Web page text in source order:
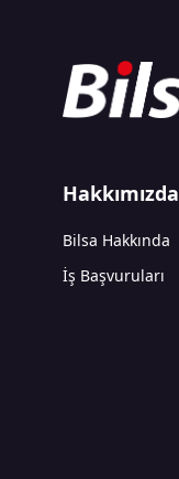
Hakkımızda
Bilsa Hakkında
İş Başvuruları